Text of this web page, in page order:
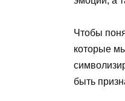
Чтобы
которые
быть